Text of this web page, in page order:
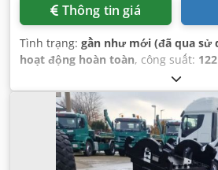
Thông tin giá
Tình trạng: gần như mới (đã qua sử
hoạt động hoàn toàn, công suất:
, giờ hoạt động:
hòa không khí,